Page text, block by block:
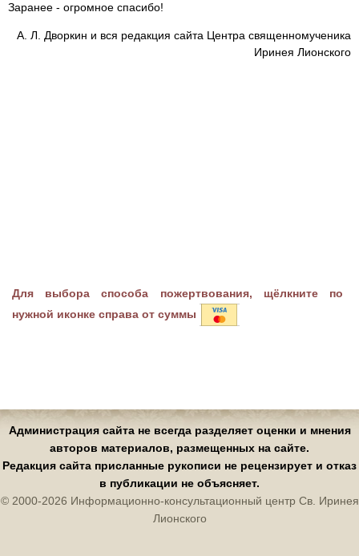
Заранее - огромное спасибо!
А. Л. Дворкин и вся редакция сайта Центра священномученика
Иринея Лионского
Для выбора способа пожертвования, щёлкните по
нужной иконке справа от суммы
Администрация сайта не всегда разделяет оценки и мнения
авторов материалов, размещенных на сайте.
Редакция сайта присланные рукописи не рецензирует и отказ
в публикации не объясняет.
© 2000-2026 Информационно-консультационный центр Св. Иринея
Лионского